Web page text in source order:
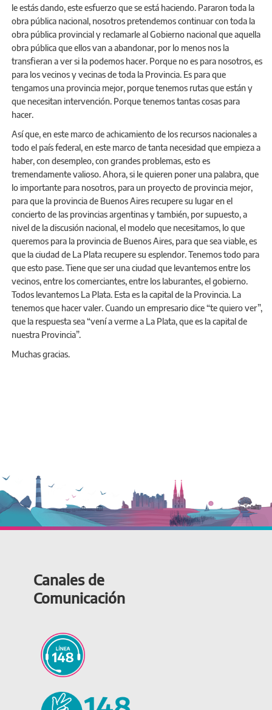
le estás dando, este esfuerzo que se está haciendo. Pararon toda la
obra pública nacional, nosotros pretendemos continuar con toda la
obra pública provincial y reclamarle al Gobierno nacional que aquella
obra pública que ellos van a abandonar, por lo menos nos la
transfieran a ver si la podemos hacer. Porque no es para nosotros, es
para los vecinos y vecinas de toda la Provincia. Es para que
tengamos una provincia mejor, porque tenemos rutas que están y
que necesitan intervención. Porque tenemos tantas cosas para
hacer.
Así que, en este marco de achicamiento de los recursos nacionales a
todo el país federal, en este marco de tanta necesidad que empieza a
haber, con desempleo, con grandes problemas, esto es
tremendamente valioso. Ahora, si le quieren poner una palabra, que
lo importante para nosotros, para un proyecto de provincia mejor,
para que la provincia de Buenos Aires recupere su lugar en el
concierto de las provincias argentinas y también, por supuesto, a
nivel de la discusión nacional, el modelo que necesitamos, lo que
queremos para la provincia de Buenos Aires, para que sea viable, es
que la ciudad de La Plata recupere su esplendor. Tenemos todo para
que esto pase. Tiene que ser una ciudad que levantemos entre los
vecinos, entre los comerciantes, entre los laburantes, el gobierno.
Todos levantemos La Plata. Esta es la capital de la Provincia. La
tenemos que hacer valer. Cuando un empresario dice “te quiero ver”,
que la respuesta sea “vení a verme a La Plata, que es la capital de
nuestra Provincia”.
Muchas gracias.
Canales de
Comunicación